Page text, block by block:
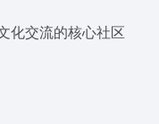
化交流的核心社区